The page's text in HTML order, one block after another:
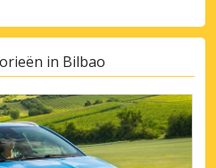
in Bilbao